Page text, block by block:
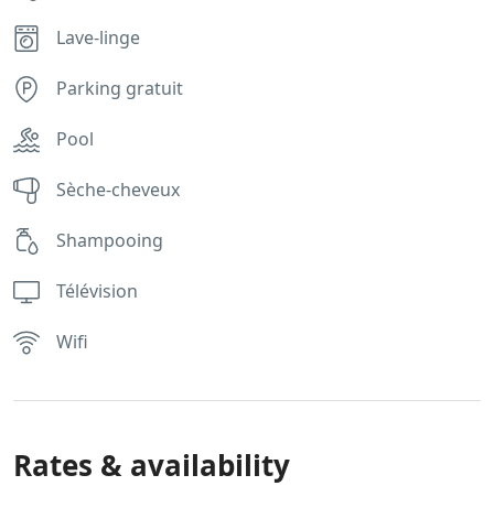
Lave-linge
Parking gratuit
Pool
Sèche-cheveux
Shampooing
Télévision
Wifi
Rates & availability